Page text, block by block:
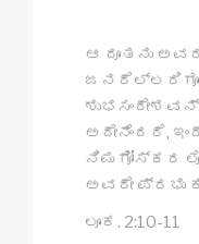
ಆ ದೂತನು
ಜನರೆಲ್ಲರಿಗೂ
ಅದೇನೆಂದರೆ,
ನಿಮಗೋಸ್ಕರ
ಅವರೇ ಪ್ರಭು
ಲೂಕ. 2:10-11